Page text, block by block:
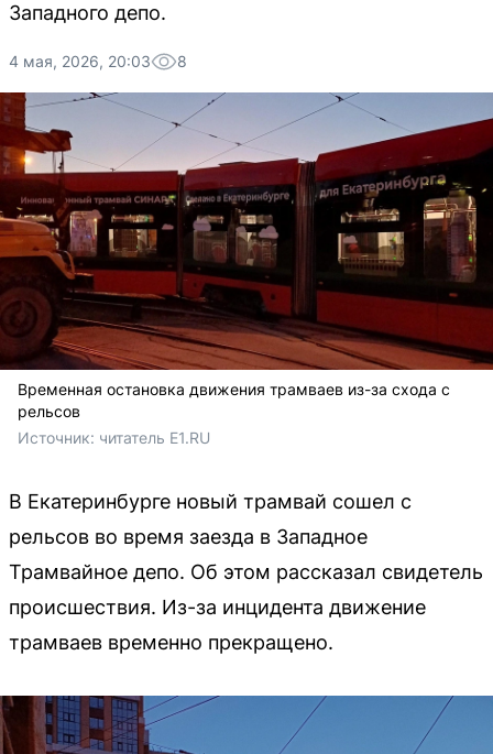
Западного депо.
4 мая, 2026, 20:03 8
Временная остановка движения трамваев из-за схода с
рельсов
Источник: читатель E1.RU
В Екатеринбурге новый трамвай сошел с
рельсов во время заезда в Западное
Трамвайное депо. Об этом рассказал свидетель
происшествия. Из-за инцидента движение
трамваев временно прекращено.